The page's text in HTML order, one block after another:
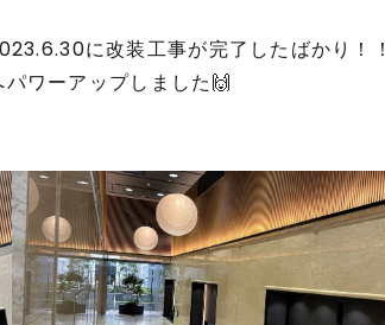
に改装工事が完了したばかり！！
ワーアップしました🙌